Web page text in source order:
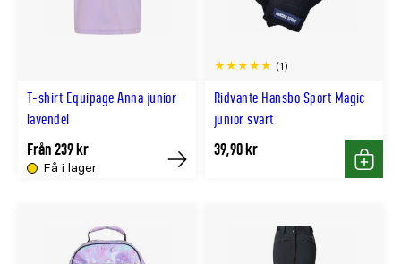
T-shirt Equipage Anna junior
lavendel
Få i lager
Från 239 kr
Köp
Ridvante Hansbo Sport Magic
junior svart
(1)
39,90 kr
Köp